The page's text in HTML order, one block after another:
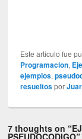
Este articulo fue
Programacion,
ejemplos,
resueltospor
7 thoughts on “
PSEUDOCODIGO”